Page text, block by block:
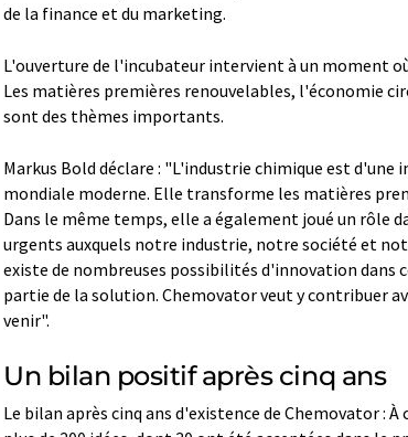
de la finance et du marketing.
L'ouverture de l'incubateur intervient à un moment
Les matières premières renouvelables, l'économie
sont des thèmes importants.
Markus Bold déclare : "L'industrie chimique est
mondiale moderne. Elle transforme les matières
Dans le même temps, elle a également joué un rôle
urgents auxquels notre industrie, notre société et
existe de nombreuses possibilités d'innovation dans
partie de la solution. Chemovator veut y contribuer
venir".
Un bilan positif après cinq ans
Le bilan après cinq ans d'existence de Chemovator :